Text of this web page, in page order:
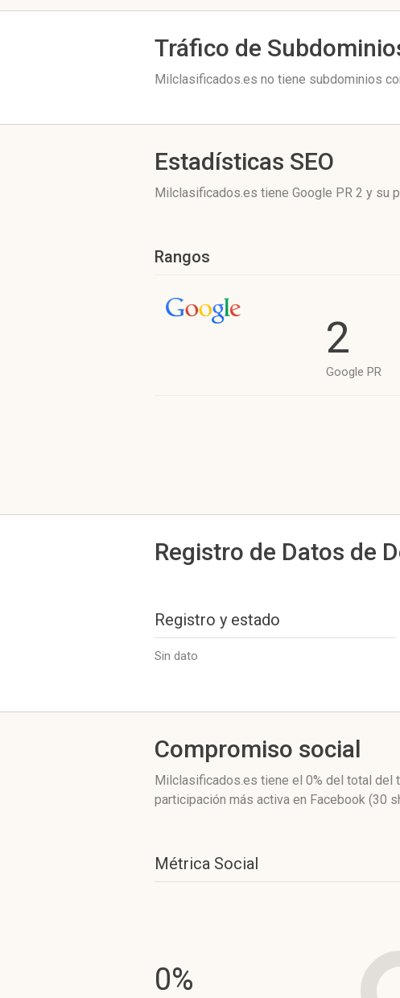
Tráfico de
Milclasificados.es no tiene subdominios
Estadísticas SEO
Milclasificados.es tiene Google PR 2 y su
Rangos
2
Google PR
Registro de Datos de
Registro y estado
Sin dato
Compromiso social
Milclasificados.es tiene el 0% del total del
participación más activa en Facebook (30
Métrica Social
0%